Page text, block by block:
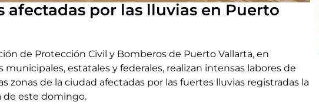
afectadas por las lluvias en Puerto
de Protección Civil y Bomberos de Puerto Vallarta, en
estatales y federales, realizan intensas labores de
zonas de la ciudad afectadas por las fuertes lluvias registradas la
de este domingo.